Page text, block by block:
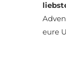
eure